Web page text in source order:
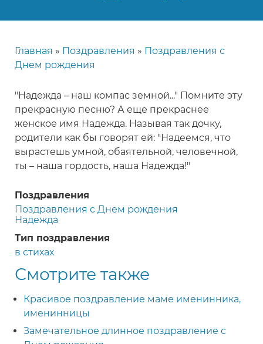
Строка
Главная Поздравления
Поздравления с
Днем рождения
"Надежда – наш компас земной..." Помните эту
прекрасную песню? А еще прекраснее
женское имя Надежда. Называя так дочку,
родители как бы говорят ей: "Надеемся, что
вырастешь умной, обаятельной, человечной,
ты – наша гордость, наша Надежда!"
Поздравления
Поздравления с Днем рождения
Надежда
Тип поздравления
в стихах
Смотрите также
Красивое поздравление маме именинника,
именинницы
Замечательное длинное поздравление с